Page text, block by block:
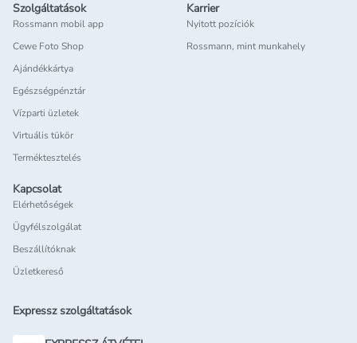
Szolgáltatások
Rossmann mobil app
Cewe Foto Shop
Ajándékkártya
Egészségpénztár
Vízparti üzletek
Virtuális tükör
Terméktesztelés
Karrier
Nyitott pozíciók
Rossmann, mint munkahely
Kapcsolat
Elérhetőségek
Ügyfélszolgálat
Beszállítóknak
Üzletkereső
Expressz szolgáltatások